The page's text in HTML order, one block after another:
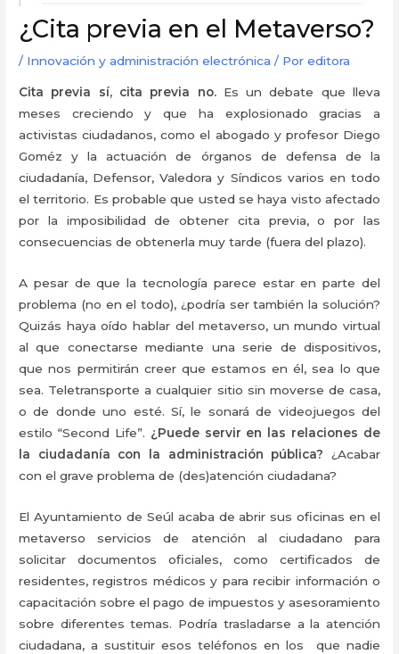
¿Cita previa en el Metaverso?
/ Innovación y administración electrónica / Poreditora
Cita previa sí, cita previa no.Es un debate que lleva
meses creciendo y que ha explosionado gracias a
activistas ciudadanos, como el abogado y profesor Diego
Goméz y la actuación de órganos de defensa de la
ciudadanía, Defensor, Valedora y Síndicos varios en todo
el territorio. Es probable que usted se haya visto afectado
por la imposibilidad de obtener cita previa, o por las
consecuencias de obtenerla muy tarde (fuera del plazo).
A pesar de que la tecnología parece estar en parte del
problema (no en el todo), ¿podría ser también la solución?
Quizás haya oído hablar del metaverso, un mundo virtual
al que conectarse mediante una serie de dispositivos,
que nos permitirán creer que estamos en él, sea lo que
sea. Teletransporte a cualquier sitio sin moverse de casa,
o de donde uno esté. Sí, le sonará de videojuegos del
estilo “Second Life”. ¿Puede servir en las relaciones de
la ciudadanía con la administración pública? ¿Acabar
con el grave problema de (des)atención ciudadana?
El Ayuntamiento de Seúl acaba de abrir sus oficinas en el
metaversoservicios de atención al ciudadano para
solicitar documentos oficiales, como certificados de
residentes, registros médicos y pararecibir información o
capacitación sobre el pago de impuestos y asesoramiento
sobre diferentes temas. Podría trasladarse a la atención
ciudadana, a sustituir esos teléfonos en los que nadie